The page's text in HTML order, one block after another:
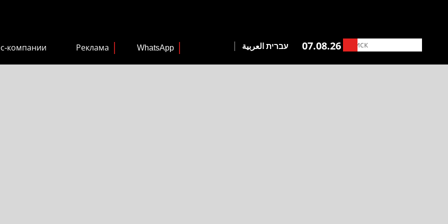
компании Реклама WhatsApp 07.08.26 עבריתالعربية